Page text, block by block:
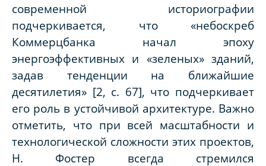
современной историографии
подчеркивается, что «небоскреб
Коммерцбанка начал эпоху
энергоэффективных и «зеленых» зданий,
задав тенденции на ближайшие
десятилетия» [2, c. 67], что подчеркивает
его роль в устойчивой архитектуре. Важно
отметить, что при всей масштабности и
технологической сложности этих проектов,
Н. Фостер всегда стремился